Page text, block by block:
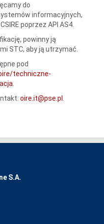
do
informacyjnych,
poprzez API AS4.
powinny ją
STC, aby ją utrzymać.
pod
techniczne-
oire.it@pse.pl
S.A.